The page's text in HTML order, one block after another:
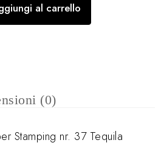
al carrello
(0)
Stamping nr. 37 Tequila